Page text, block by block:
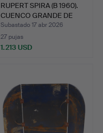
RUPERT SPIRA (B 1960).
CUENCO GRANDE DE
CE…
Subastado 17 abr 2026
27 pujas
1.213 USD